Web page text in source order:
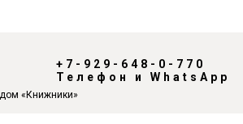
+7-929-648-0-770
Телефон и WhatsApp
«Книжники»